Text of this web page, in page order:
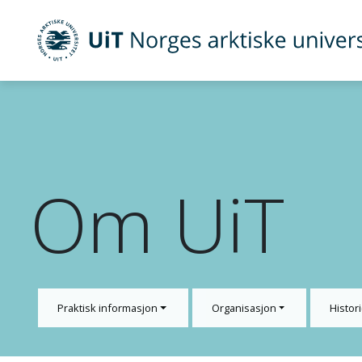
UiT Norges arktiske universitet
Om UiT
Praktisk informasjon Organisasjon